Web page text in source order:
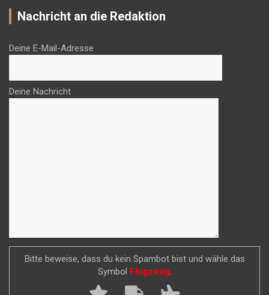
Nachricht an die Redaktion
Deine E-Mail-Adresse
Deine Nachricht
Bitte beweise, dass du kein Spambot bist und wähle das
Symbol Flugzeug.